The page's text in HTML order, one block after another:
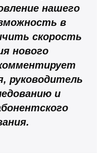
нашего
в
скорость
нового
руководитель
и